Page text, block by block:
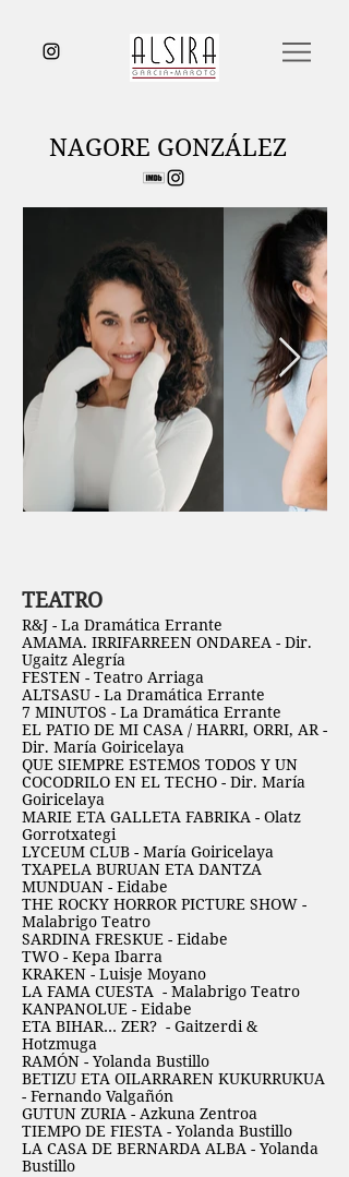
NAGORE GONZÁLEZ
TEATRO
R&J - La Dramática Errante
AMAMA. IRRIFARREEN ONDAREA - Dir.
Ugaitz Alegría
FESTEN - Teatro Arriaga
ALTSASU - La Dramática Errante
7 MINUTOS - La Dramática Errante
EL PATIO DE MI CASA / HARRI, ORRI, AR -
Dir. María Goiricelaya
QUE SIEMPRE ESTEMOS TODOS Y UN
COCODRILO EN EL TECHO - Dir. María
Goiricelaya
MARIE ETA GALLETA FABRIKA - Olatz
Gorrotxategi
LYCEUM CLUB - María Goiricelaya
TXAPELA BURUAN ETA DANTZA
MUNDUAN - Eidabe
THE ROCKY HORROR PICTURE SHOW -
Malabrigo Teatro
SARDINA FRESKUE - Eidabe
TWO - Kepa Ibarra
KRAKEN - Luisje Moyano
LA FAMA CUESTA - Malabrigo Teatro
KANPANOLUE - Eidabe
ETA BIHAR… ZER? - Gaitzerdi &
Hotzmuga
RAMÓN - Yolanda Bustillo
BETIZU ETA OILARRAREN KUKURRUKUA
- Fernando Valgañón
GUTUN ZURIA - Azkuna Zentroa
TIEMPO DE FIESTA - Yolanda Bustillo
LA CASA DE BERNARDA ALBA - Yolanda
Bustillo